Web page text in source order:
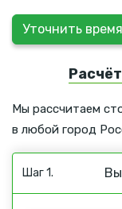
Уточнить
Мы рассчитаем
в любой город
Шаг 1.